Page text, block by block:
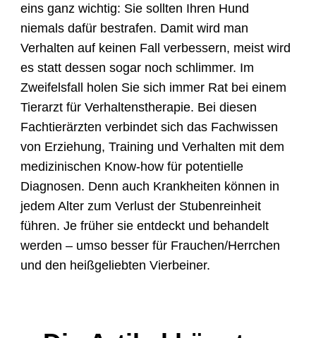
eins ganz wichtig: Sie sollten Ihren Hund
niemals dafür bestrafen. Damit wird man
Verhalten auf keinen Fall verbessern, meist wird
es statt dessen sogar noch schlimmer. Im
Zweifelsfall holen Sie sich immer Rat bei einem
Tierarzt für Verhaltenstherapie. Bei diesen
Fachtierärzten verbindet sich das Fachwissen
von Erziehung, Training und Verhalten mit dem
medizinischen Know-how für potentielle
Diagnosen. Denn auch Krankheiten können in
jedem Alter zum Verlust der Stubenreinheit
führen. Je früher sie entdeckt und behandelt
werden – umso besser für Frauchen/Herrchen
und den heißgeliebten Vierbeiner.